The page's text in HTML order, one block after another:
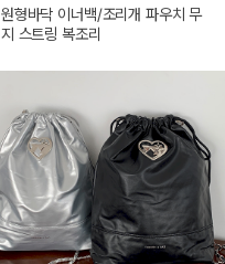
원형바닥 이너백/조리개 파우치 무
지 스트링 복조리